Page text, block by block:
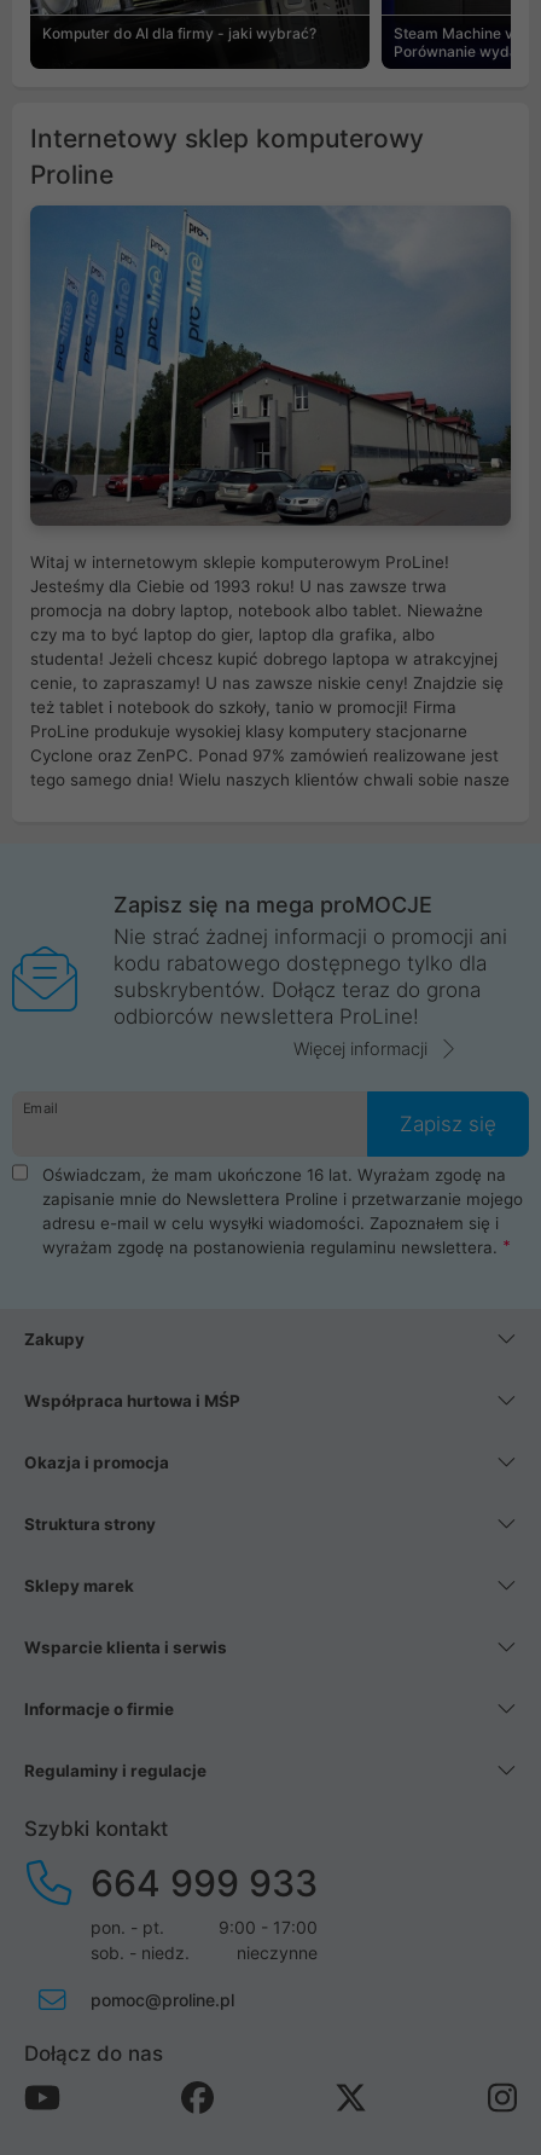
Komputer do AI dla firmy - jaki wybrać?
Steam Machine vs
Porównanie
Internetowy sklep komputerowy
Proline
Witaj w internetowym sklepie komputerowym ProLine!
Jesteśmy dla Ciebie od 1993 roku! U nas zawsze trwa
promocja na dobry laptop, notebook albo tablet. Nieważne
czy ma to być laptop do gier, laptop dla grafika, albo
studenta! Jeżeli chcesz kupić dobrego laptopa w atrakcyjnej
cenie, to zapraszamy! U nas zawsze niskie ceny! Znajdzie się
też tablet i notebook do szkoły, tanio w promocji! Firma
ProLine produkuje wysokiej klasy komputery stacjonarne
Cyclone oraz ZenPC. Ponad 97% zamówień realizowane jest
tego samego dnia! Wielu naszych klientów chwali sobie nasze
Wrocław, Poznań, Legnica, Katowice, Gliwice, Kalisz, Bytom,
Trzebnica, Opole. Szybka i profesjonalna obsługa!
ProLine to polska firma ze 100% polskim kapitałem. Działamy
legalnie i płacimy podatki w naszym kraju! Posiadamy siedzibę
główną w Mirkowie oraz salony na terenie kraju. Cała
komunikacja ze sklepem komputerowym ProLine jest
danych osobowych. Dlatego zakup notebooka albo laptopa w
ProLine to czysta przyjemność i pełne bezpieczeństwo.
Zaopatrzysz się u nas w akcesoria i części komputerowe
takie jak procesory, karty graficzne, płyty główne, pamięci,
dyski SSD, M.2 oraz HDD. Nasi pracownicy pomogą Ci wybrać
najlepszy zasilacz komputerowy oraz obudowę do komputera.
Poza komputerami mamy również najlepsze na rynku
Smartfony takich producentów jak Xiaomi, Apple, Samsung i
wentylatory. Na koniec mając już to wszystko, możesz
Zapisz się na mega proMOCJE
Nie strać żadnej informacji o promocji ani
kodu rabatowego dostępnego tylko dla
subskrybentów. Dołącz teraz do grona
odbiorców newslettera ProLine!
Więcej informacji
Email
Zapisz się
Oświadczam, że mam ukończone 16 lat. Wyrażam zgodę na
zapisanie mnie do Newslettera Proline i przetwarzanie mojego
adresu e-mail w celu wysyłki wiadomości. Zapoznałem się i
wyrażam zgodę na postanowienia regulaminu newslettera.
Zakupy
Współpraca hurtowa i MŚP
Okazja i promocja
Struktura strony
Sklepy marek
Wsparcie klienta i serwis
Informacje o firmie
Regulaminy i regulacje
Szybki kontakt
664 999 933
pon. - pt.
9:00 - 17:00
sob. - niedz.
nieczynne
pomoc@proline.pl
Dołącz do nas